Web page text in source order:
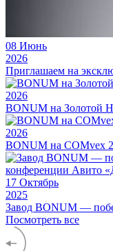
08 Июнь
2026
Приглашаем на
2026
BONUM на Золотой
2026
BONUM на COMvex
17 Октябрь
2025
Завод BONUM —
Посмотреть все